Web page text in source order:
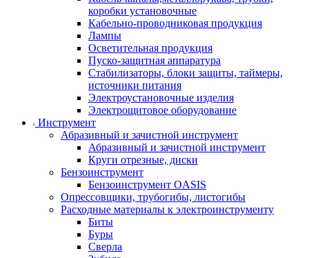
коробки установочные
Кабельно-проводниковая продукция
Лампы
Осветительная продукция
Пуско-защитная аппаратура
Стабилизаторы, блоки защиты, таймеры,
источники питания
Электроустановочные изделия
Электрощитовое оборудование
Инструмент
Абразивный и зачистной инструмент
Абразивный и зачистной инструмент
Круги отрезные, диски
Бензоинструмент
Бензоинструмент OASIS
Опрессовщики, трубогибы, листогибы
Расходные материалы к электроинструменту
Биты
Буры
Сверла